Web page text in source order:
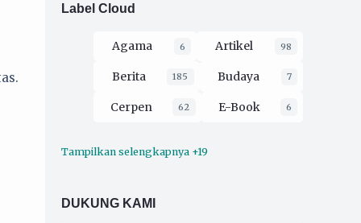
Label Cloud
Agama 6 Artikel 98
Berita 185 Budaya 7
Cerpen 62 E-Book 6
Ekologi
Tampilkan selengkapnya +19
DUKUNG KAMI